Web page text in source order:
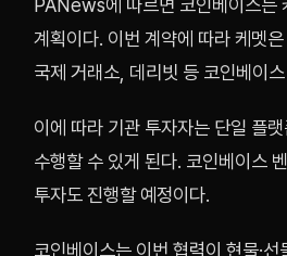
PANews에 따르면 코인베이스는
계획이다. 이번 계약에 따라 케멧
국제 거래소, 데리빗 등 코인베이
이에 따라 기관 투자자는 단일 플
수행할 수 있게 된다. 코인베이스
투자도 진행할 예정이다.
코인베이스는 이번 협력이 현물·